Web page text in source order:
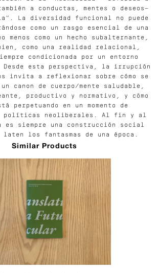
a conductas, mentes o deseos—
La diversidad funcional no puede
como un rasgo esencial de una
menos como un hecho subalternante,
como una realidad relacional,
condicionada por un entorno
Desde esta perspectiva, la irrupción
invita a reflexionar sobre cómo se
canon de cuerpo/mente saludable,
productivo y normativo, y cómo
perpetuando en un momento de
políticas neoliberales. Al fin y al
es siempre una construcción social
los fantasmas de una época.
Similar Products